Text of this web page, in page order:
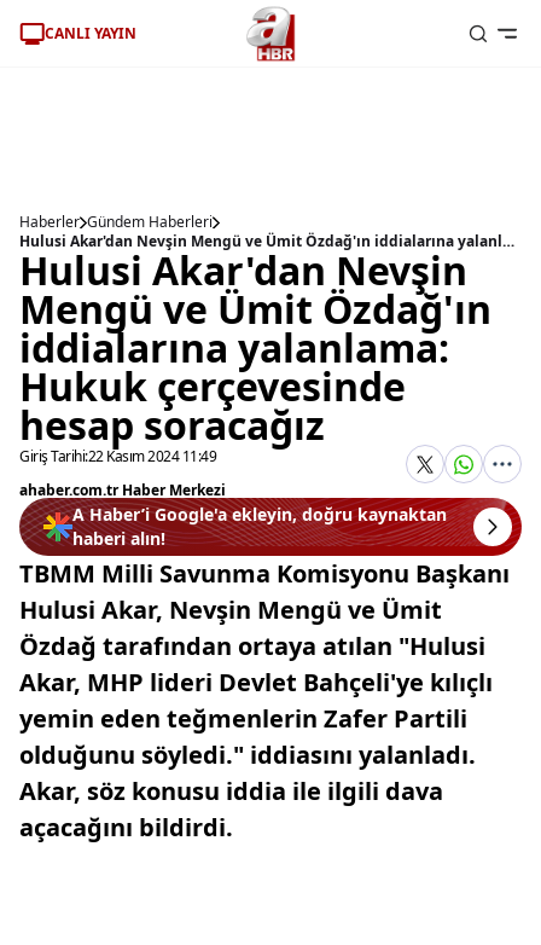
CANLI YAYIN
Haberler Gündem Haberleri
Hulusi Akar'dan Nevşin Mengü ve Ümit Özdağ'ın iddialarına yalanlama: Hukuk çerçevesinde hesap soracağız
Hulusi Akar'dan Nevşin
Mengü ve Ümit Özdağ'ın
iddialarına yalanlama:
Hukuk çerçevesinde
hesap soracağız
Giriş Tarihi:22 Kasım 2024 11:49
ahaber.com.tr Haber Merkezi
A Haber’i Google'a ekleyin, doğru kaynaktan
haberi alın!
TBMM Milli Savunma Komisyonu Başkanı
Hulusi Akar, Nevşin Mengü ve Ümit
Özdağ tarafından ortaya atılan "Hulusi
Akar, MHP lideri Devlet Bahçeli'ye kılıçlı
yemin eden teğmenlerin Zafer Partili
olduğunu söyledi." iddiasını yalanladı.
Akar, söz konusu iddia ile ilgili dava
açacağını bildirdi.